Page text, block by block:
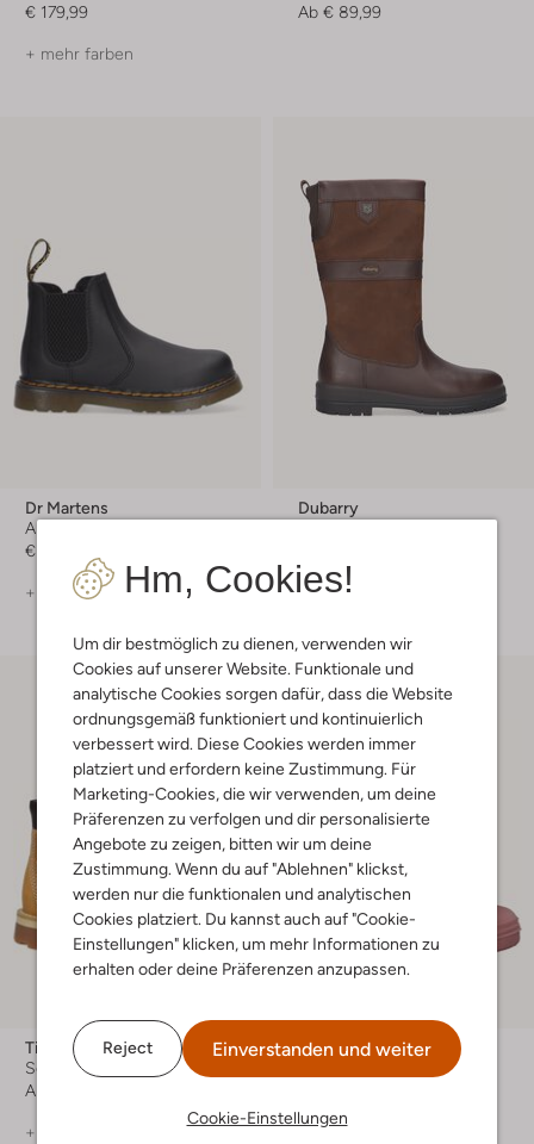
Hm, Cookies!
Um dir bestmöglich zu dienen, verwenden wir
Cookies auf unserer Website. Funktionale und
analytische Cookies sorgen dafür, dass die Website
ordnungsgemäß funktioniert und kontinuierlich
verbessert wird. Diese Cookies werden immer
platziert und erfordern keine Zustimmung. Für
Marketing-Cookies, die wir verwenden, um deine
Präferenzen zu verfolgen und dir personalisierte
Angebote zu zeigen, bitten wir um deine
Zustimmung. Wenn du auf "Ablehnen" klickst,
werden nur die funktionalen und analytischen
Cookies platziert. Du kannst auch auf "Cookie-
Einstellungen" klicken, um mehr Informationen zu
erhalten oder deine Präferenzen anzupassen.
Reject Einverstanden und weiter
Cookie-Einstellungen
€ 179,99
+ mehr farben
Ab € 89,99
Dr Martens
Ankle Boots
€ 89,99
+ mehr farben
Dubarry
+ mehr farben
Timberland
Schnürboots
Ab
+ mehr farben
Enfant
+ mehr farben